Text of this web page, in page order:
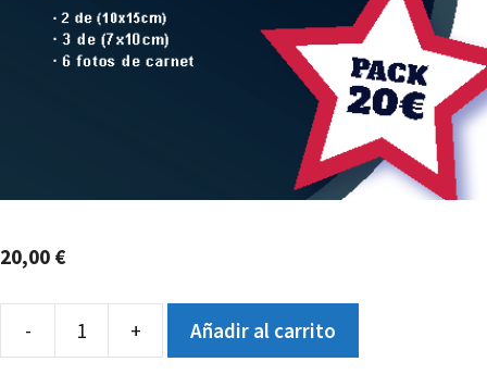
20,00 €
-
GRADUACIÓN
+ Añadir al carrito